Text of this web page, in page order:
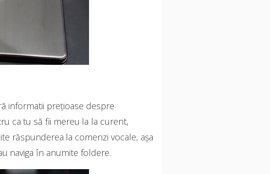
informatii prețioase despre
ca tu să fii mereu la la curent,
răspunderea la comenzi vocale, așa
naviga în anumite foldere.